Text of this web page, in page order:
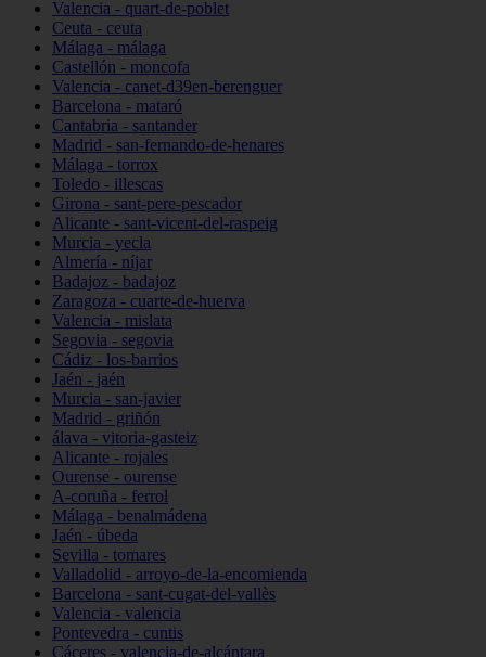
Valencia - quart-de-poblet
Ceuta - ceuta
Málaga - málaga
Castellón - moncofa
Valencia - canet-d39en-berenguer
Barcelona - mataró
Cantabria - santander
Madrid - san-fernando-de-henares
Málaga - torrox
Toledo - illescas
Girona - sant-pere-pescador
Alicante - sant-vicent-del-raspeig
Murcia - yecla
Almería - níjar
Badajoz - badajoz
Zaragoza - cuarte-de-huerva
Valencia - mislata
Segovia - segovia
Cádiz - los-barrios
Jaén - jaén
Murcia - san-javier
Madrid - griñón
álava - vitoria-gasteiz
Alicante - rojales
Ourense - ourense
A-coruña - ferrol
Málaga - benalmádena
Jaén - úbeda
Sevilla - tomares
Valladolid - arroyo-de-la-encomienda
Barcelona - sant-cugat-del-vallès
Valencia - valencia
Pontevedra - cuntis
Cáceres - valencia-de-alcántara